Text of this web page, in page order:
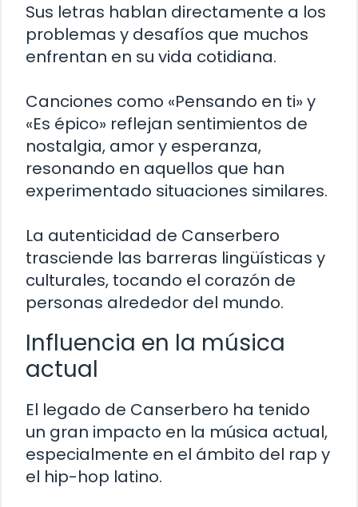
Sus letras hablan directamente a los
problemas y desafíos que muchos
enfrentan en su vida cotidiana.
Canciones como «Pensando en ti» y
«Es épico» reflejan sentimientos de
nostalgia, amor y esperanza,
resonando en aquellos que han
experimentado situaciones similares.
La autenticidad de Canserbero
trasciende las barreras lingüísticas y
culturales, tocando el corazón de
personas alrededor del mundo.
Influencia en la música
actual
El legado de Canserbero ha tenido
un gran impacto en la música actual,
especialmente en el ámbito del rap y
el hip-hop latino.